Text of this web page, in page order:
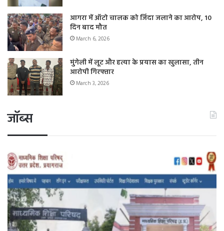
आगरा में ऑटो चालक को जिंदा जलाने का आरोप, 10
दिन बाद मौत
March 6, 2026
मुंगेली में लूट और हत्या के प्रयास का खुलासा, तीन
आरोपी गिरफ्तार
March 3, 2026
जॉब्स